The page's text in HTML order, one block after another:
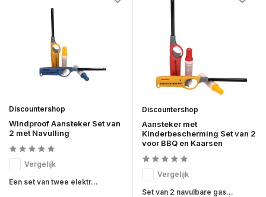
Discountershop
Windproof Aansteker Set van
2 met Navulling
Vergelijk
Een set van twee elektr...
Discountershop
Aansteker met
Kinderbescherming Set van 2
voor BBQ en Kaarsen
Vergelijk
Set van 2 navulbare gas...